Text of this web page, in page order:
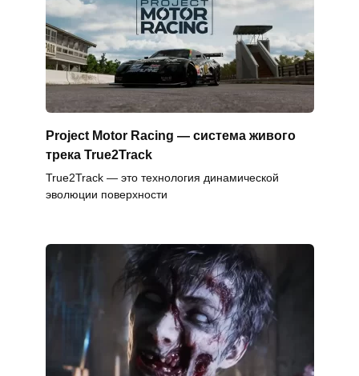
Project Motor Racing — система живого
трека True2Track
True2Track — это технология динамической
эволюции поверхности